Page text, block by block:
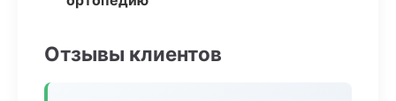
Отзывы клиентов